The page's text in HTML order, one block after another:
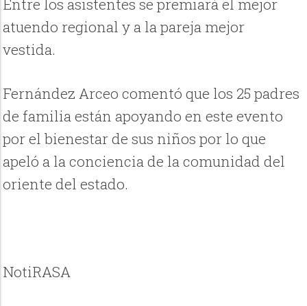
Entre los asistentes se premiará el mejor
atuendo regional y a la pareja mejor
vestida.
Fernández Arceo comentó que los 25 padres
de familia están apoyando en este evento
por el bienestar de sus niños por lo que
apeló a la conciencia de la comunidad del
oriente del estado.
NotiRASA